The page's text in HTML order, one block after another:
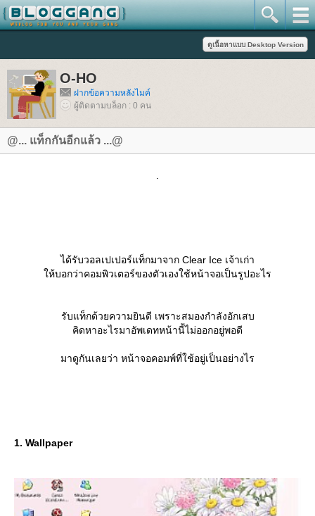
O-HO
ฝากข้อความหลังไมค์
ผู้ติดตามบล็อก : 0 คน
@... แท็กกันอีกแล้ว ...@
ได้รับวอลเปเปอร์แท็กมาจาก Clear Ice เจ้าเก่า
ห้บอกว่าคอมพิวเตอร์ของตัวเองใช้หน้าจอเป็นรูปอะไร
รับแท็กด้วยความยินดี เพราะสมองกำลังอักเสบ
คิดหาอะไรมาอัพเดทหน้านี้ไม่ออกอยู่พอดี
มาดูกันเลยว่า หน้าจอคอมพ์ที่ใช้อยู่เป็นอย่างไร
1. Wallpaper